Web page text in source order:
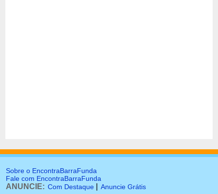
Sobre o EncontraBarraFunda
Fale com EncontraBarraFunda
ANUNCIE: Com Destaque Anuncie Grátis